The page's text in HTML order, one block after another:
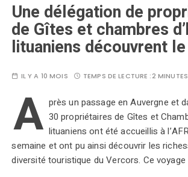
Une délégation de
de Gîtes et chambres
lituaniens découvrent
IL Y A 10 MOIS TEMPS DE LECTURE :2 MINUTES
A près un passage en Auvergne et
30 propriétaires de Gîtes et
lituaniens ont été accueillis à
semaine et ont pu ainsi découvrir les
diversité touristique du Vercors. Ce